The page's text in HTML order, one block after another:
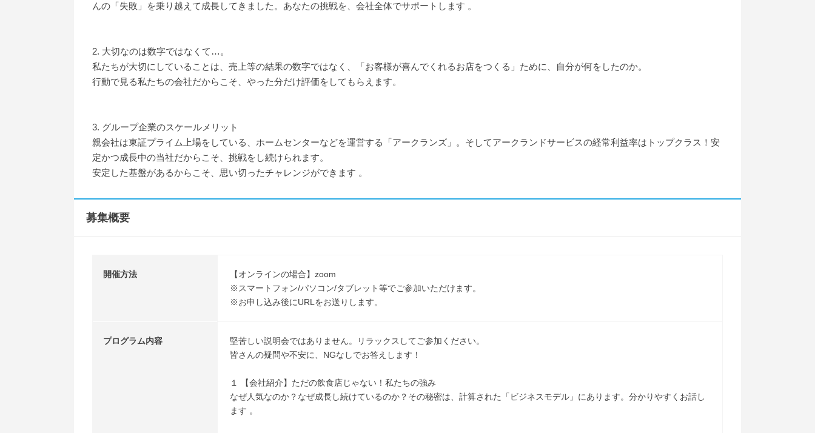
んの「失敗」を乗り越えて成長してきました。あなたの挑戦を、会社全体でサポートします 。
2. 大切なのは数字ではなくて…。
私たちが大切にしていることは、売上等の結果の数字ではなく、「お客様が喜んでくれるお店をつくる」ために、自分が何をしたのか。
行動で見る私たちの会社だからこそ、やった分だけ評価をしてもらえます。
3. グループ企業のスケールメリット
親会社は東証プライム上場をしている、ホームセンターなどを運営する「アークランズ」。そしてアークランドサービスの経常利益率はトップクラス！安
定かつ成長中の当社だからこそ、挑戦をし続けられます。
安定した基盤があるからこそ、思い切ったチャレンジができます 。
募集概要
開催方法
【オンラインの場合】zoom
※スマートフォン/パソコン/タブレット等でご参加いただけます。
※お申し込み後にURLをお送りします。
プログラム内容
堅苦しい説明会ではありません。リラックスしてご参加ください。
皆さんの疑問や不安に、NGなしでお答えします！
１ 【会社紹介】ただの飲食店じゃない！私たちの強み
なぜ人気なのか？なぜ成長し続けているのか？その秘密は、計算された「ビジネスモデル」にあります。分かりやすくお話し
ます 。